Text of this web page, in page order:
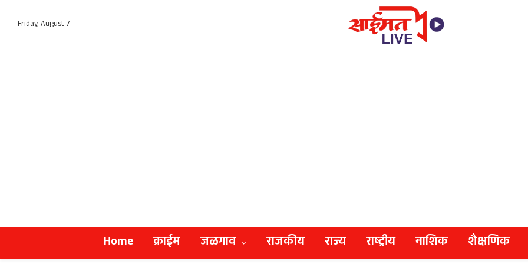
Friday, August 7
Home क्राईम जळगाव राजकीय राज्य राष्ट्रीय नाशिक शैक्षणिक